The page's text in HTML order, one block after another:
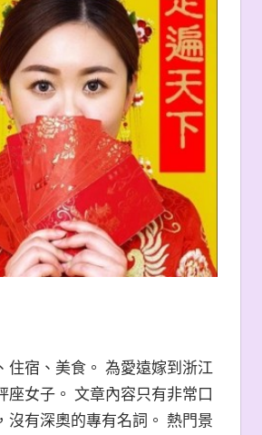
住宿、美食。 為愛遠嫁到浙江
座女子。 文章內容只有非常口
沒有深奧的專有名詞。 熱門景